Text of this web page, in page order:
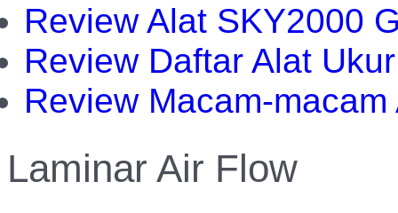
Review Alat SKY2000
Review Daftar Alat
Review Macam-
Laminar Air Flow